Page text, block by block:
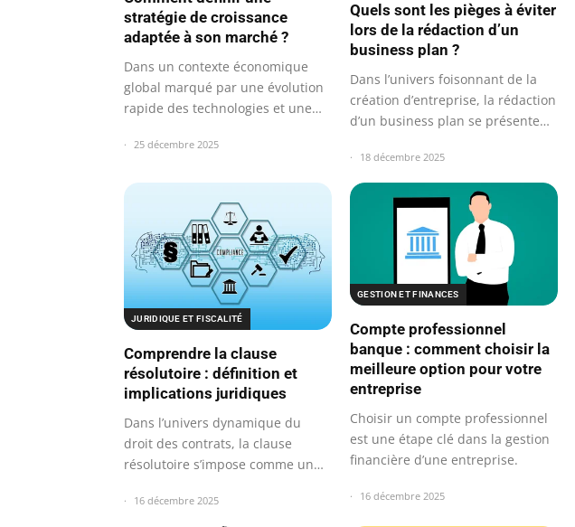
stratégie de croissance
adaptée à son marché ?
Dans un contexte économique
global marqué par une évolution
rapide des technologies et une…
25 décembre 2025
Quels sont les pièges à éviter
lors de la rédaction d’un
business plan ?
Dans l’univers foisonnant de la
création d’entreprise, la rédaction
d’un business plan se présente…
18 décembre 2025
JURIDIQUE ET FISCALITÉ
Comprendre la clause
résolutoire : définition et
implications juridiques
Dans l’univers dynamique du
droit des contrats, la clause
résolutoire s’impose comme un
16 décembre 2025
GESTION ET FINANCES
Compte professionnel
banque : comment choisir la
meilleure option pour votre
entreprise
Choisir un compte professionnel
est une étape clé dans la gestion
financière d’une entreprise.
16 décembre 2025